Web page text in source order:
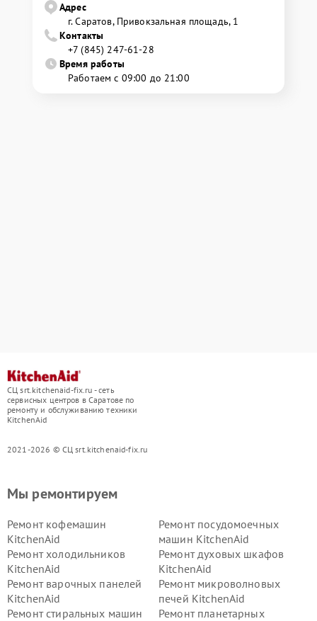
Адрес
г. Саратов, Привокзальная площадь, 1
Контакты
+7 (845) 247-61-28
Время работы
Работаем с 09:00 до 21:00
СЦ srt.kitchenaid-fix.ru - сеть
сервисных центров в Саратове по
ремонту и обслуживанию техники
KitchenAid
2021-2026 © СЦ srt.kitchenaid-fix.ru
Мы ремонтируем
Ремонт кофемашин
KitchenAid
Ремонт посудомоечных
машин KitchenAid
Ремонт холодильников
KitchenAid
Ремонт духовых шкафов
KitchenAid
Ремонт варочных панелей
KitchenAid
Ремонт микроволновых
печей KitchenAid
Ремонт стиральных машин
Ремонт планетарных